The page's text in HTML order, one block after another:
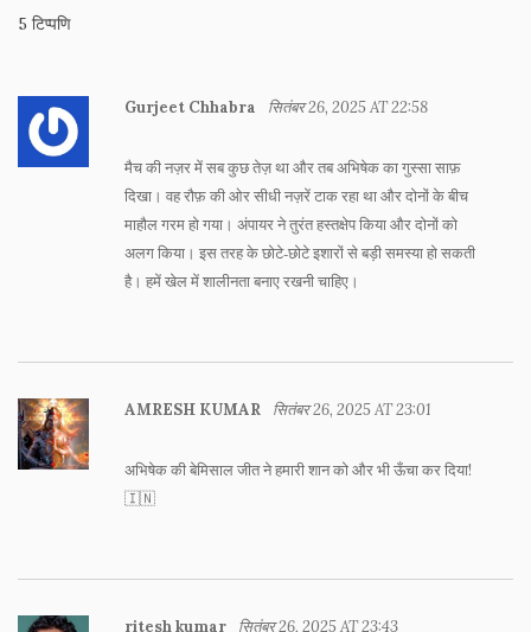
5 टिप्पणि
Gurjeet Chhabra सितंबर 26, 2025 AT 22:58
मैच की नज़र में सब कुछ तेज़ था और तब अभिषेक का गुस्सा साफ़
दिखा। वह रौफ़ की ओर सीधी नज़रें टाक रहा था और दोनों के बीच
माहौल गरम हो गया। अंपायर ने तुरंत हस्तक्षेप किया और दोनों को
अलग किया। इस तरह के छोटे‑छोटे इशारों से बड़ी समस्या हो सकती
है। हमें खेल में शालीनता बनाए रखनी चाहिए।
AMRESH KUMAR सितंबर 26, 2025 AT 23:01
अभिषेक की बेमिसाल जीत ने हमारी शान को और भी ऊँचा कर दिया!
🇮🇳
ritesh kumar सितंबर 26, 2025 AT 23:43